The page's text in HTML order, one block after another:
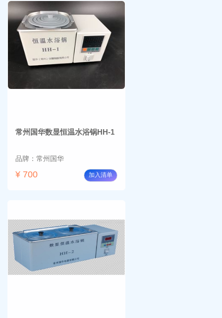
常州国华数显恒温水浴锅HH-1
品牌：常州国华
¥ 700 加入清单